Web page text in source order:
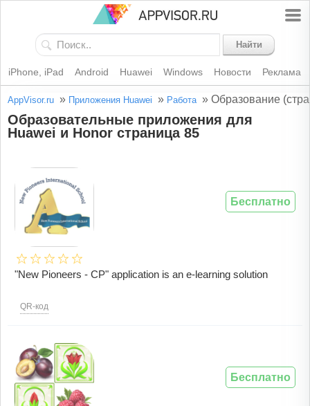
Найти
iPhone, iPad Android Huawei Windows Новости Реклама
AppVisor.ru » Приложения Huawei » Работа » Образование
Образовательные приложения для
Huawei и Honor страница 85
"New Pioneers - CP" application is an e-learning solution
QR-код
Бесплатно
Бесплатно